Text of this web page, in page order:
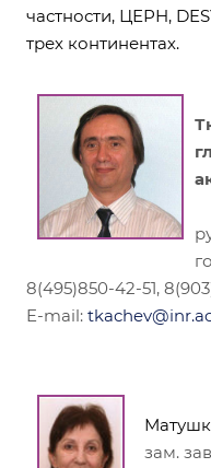
частности, ЦЕРН,
трех континентах.
8(495)850-42-51,
E-mail:
зам.